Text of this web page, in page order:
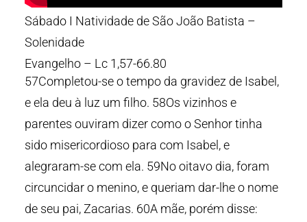
Sábado I Natividade de São João Batista –
Solenidade
Evangelho – Lc 1,57-66.80
57Completou-se o tempo da gravidez de Isabel,
e ela deu à luz um filho. 58Os vizinhos e
parentes ouviram dizer como o Senhor tinha
sido misericordioso para com Isabel, e
alegraram-se com ela. 59No oitavo dia, foram
circuncidar o menino, e queriam dar-lhe o nome
de seu pai, Zacarias. 60A mãe, porém disse: